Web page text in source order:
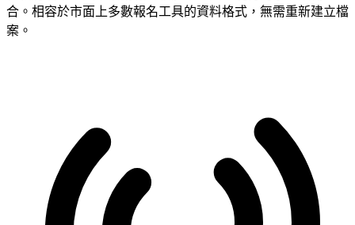
合。相容於市面上多數報名工具的資料格式，無需重新建立檔
案。